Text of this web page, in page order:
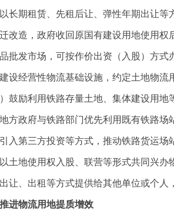
期租赁、先租后让、弹性年期出让等
改造，政府收回原国有建设用地使用
批发市场，可按作价出资（入股）方
设经营性物流基础设施，约定土地物
励利用铁路存量土地、集体建设用地
政府与铁路部门优先利用既有铁路场
入第三方投资等方式，推动铁路货运
土地使用权入股、联营等形式共同兴
让、出租等方式提供给其他单位或个
进物流用地提质增效